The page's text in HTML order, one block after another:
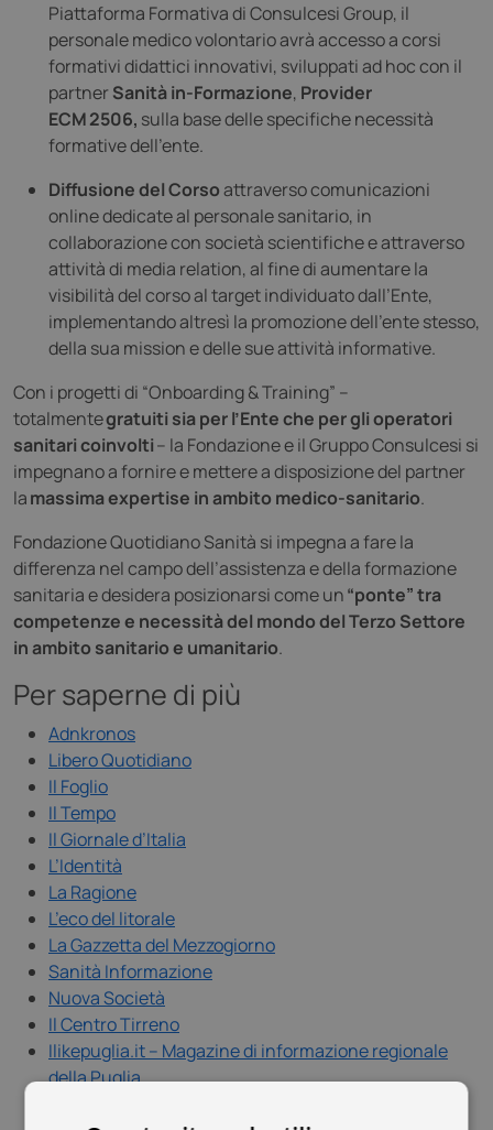
Piattaforma Formativa di Consulcesi Group, il
personale medico volontario avrà accesso a corsi
formativi didattici innovativi, sviluppati ad hoc con il
partner Sanità in-Formazione, Provider
ECM 2506, sulla base delle specifiche necessità
formative dell’ente.
Diffusione del Corsoattraverso comunicazioni
online dedicate al personale sanitario, in
collaborazione con società scientifiche e attraverso
attività di media relation, al fine di aumentare la
visibilità del corso al target individuato dall’Ente,
implementando altresì la promozione dell’ente stesso,
della sua mission e delle sue attività informative.
Con i progetti di “Onboarding & Training” –
totalmentegratuiti sia per l’Ente che per gli operatori
sanitari coinvolti– la Fondazione e il Gruppo Consulcesi si
impegnano a fornire e mettere a disposizione del partner
lamassima expertise in ambito medico-sanitario.
Fondazione Quotidiano Sanità si impegna a fare la
differenza nel campo dell’assistenza e della formazione
sanitaria e desidera posizionarsi come un“ponte” tra
competenze e necessità del mondo del Terzo Settore
in ambito sanitario e umanitario.
Per saperne di più
Adnkronos
Libero Quotidiano
Il Foglio
Il Tempo
Il Giornale d’Italia
L’Identità
La Ragione
L’eco del litorale
La Gazzetta del Mezzogiorno
Sanità Informazione
Nuova Società
Il Centro Tirreno
Ilikepuglia.it – Magazine di informazione regionale
della Puglia